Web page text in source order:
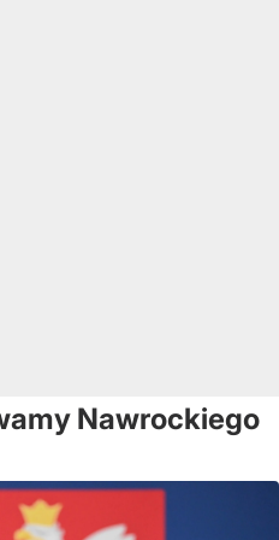
Nawrockiego